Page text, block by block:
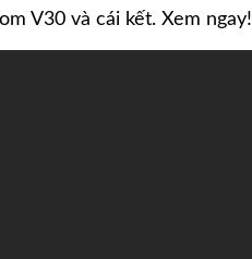
V30 và cái kết. Xem ngay!